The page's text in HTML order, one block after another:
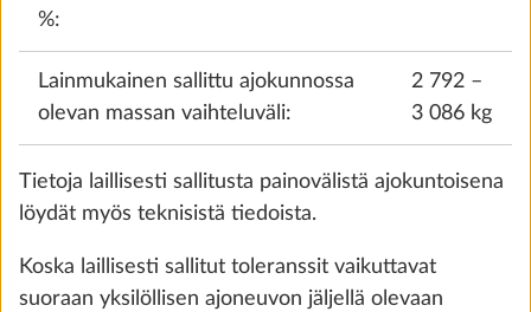
pyörälle, kantavuus 60 kg
10,0 kg
480 €
Lisää
VAIHE 3 / 8
%:
Lainmukainen sallittu ajokunnossa
olevan massan vaihteluväli:
2 792 –
3 086 kg
Tietoja laillisesti sallitusta painovälistä ajokuntoisena
löydät myös teknisistä tiedoista.
Koska laillisesti sallitut toleranssit vaikuttavat
suoraan yksilöllisen ajoneuvon jäljellä olevaan